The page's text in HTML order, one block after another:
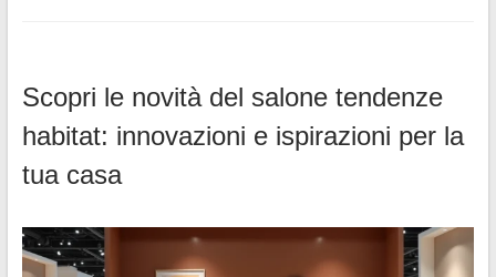
Scopri le novità del salone tendenze
habitat: innovazioni e ispirazioni per la
tua casa